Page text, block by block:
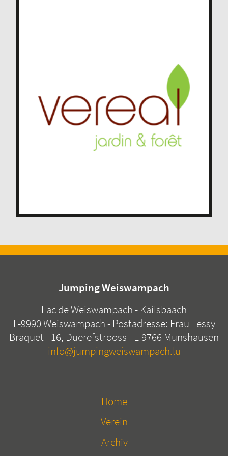
Jumping Weiswampach
Lac de Weiswampach - Kailsbaach
L-9990 Weiswampach - Postadresse: Frau Tessy
Braquet - 16, Duerefstrooss - L-9766 Munshausen
info@jumpingweiswampach.lu
Home
Verein
Archiv